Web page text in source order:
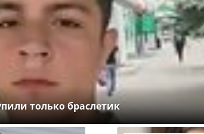
только браслетик